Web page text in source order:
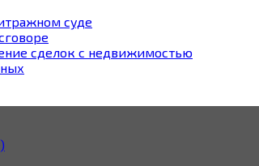
суде
сделок с недвижимостью